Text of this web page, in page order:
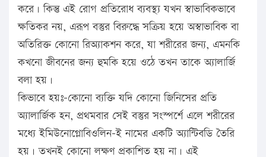
করে। কিন্তু এই রোগ প্রতিরোধ ব্যবস্থ্য যখন স্বাভাবিকভাবে
ক্ষতিকর নয়, এরূপ বস্তুর বিরুদ্ধে সক্রিয় হয়ে অস্বাভাবিক বা
অতিরিক্ত কোনো রিঅ্যাকশন করে, যা শরীরের জন্য, এমনকি
কখনো জীবনের জন্য হুমকি হয়ে ওঠে তখন তাকে অ্যালার্জি
বলা হয়।
কিভাবে হয়ঃ-কোনো ব্যক্তি যদি কোনো জিনিসের প্রতি
অ্যালার্জিক হন, প্রথমবার সেই বস্তুর সংস্পর্শে এলে শরীরের
মধ্যে ইমিউনোগ্লোবিওলিন-ই নামের একটি অ্যান্টিবডি তৈরি
হয়। তখনই কোনো লক্ষণ প্রকাশিত হয় না। এই